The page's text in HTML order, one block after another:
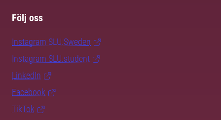
Följ oss
Instagram SLU.Sweden
Instagram SLU.student
LinkedIn
Facebook
TikTok